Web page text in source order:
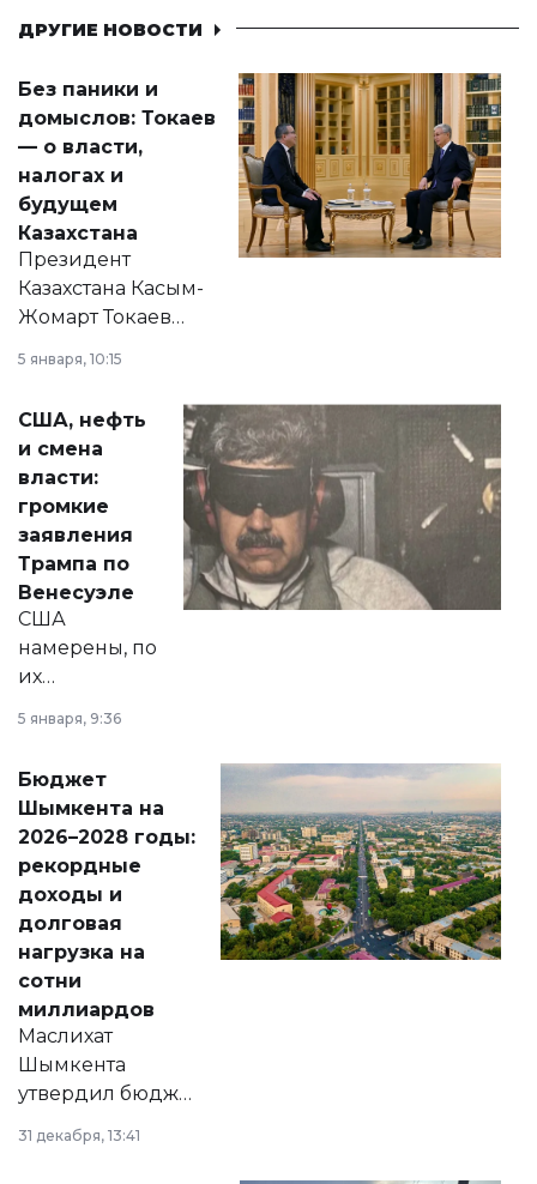
ДРУГИЕ НОВОСТИ
Без паники и
домыслов: Токаев
— о власти,
налогах и
будущем
Казахстана
Президент
Казахстана Касым-
Жомарт Токаев
сразу несколько
актуальных тем —
от слухов о
политических
реформах до
вопросов армии,
экономики и
личного здоровья.
5 января, 10:15
США, нефть
и смена
власти:
громкие
заявления
Трампа по
Венесуэле
США
намерены, по
их
принести
народу
Венесуэлы.
5 января, 9:36
Бюджет
Шымкента на
2026–2028 годы:
рекордные
доходы и
долговая
нагрузка на
сотни
миллиардов
Маслихат
Шымкента
утвердил бюджет
города на 2026–
2028 годы.
31 декабря, 13:41